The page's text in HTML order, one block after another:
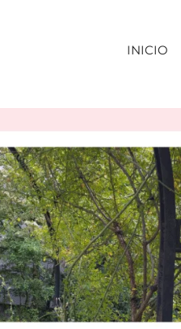
INICIO